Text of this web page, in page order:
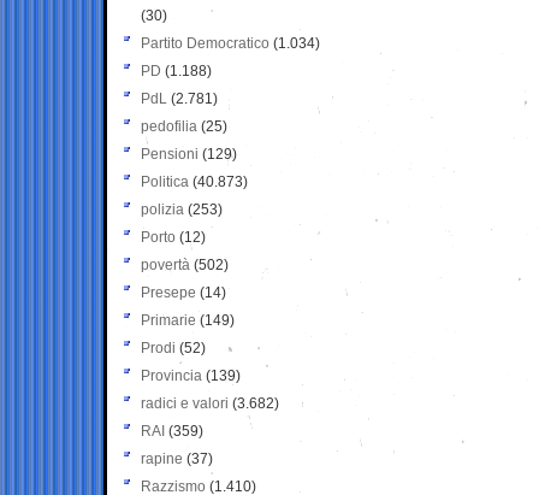
(30)
Partito Democratico (1.034)
PD (1.188)
PdL (2.781)
pedofilia (25)
Pensioni (129)
Politica (40.873)
polizia (253)
Porto (12)
povertà (502)
Presepe (14)
Primarie (149)
Prodi (52)
Provincia (139)
radici e valori (3.682)
RAI (359)
rapine (37)
Razzismo (1.410)